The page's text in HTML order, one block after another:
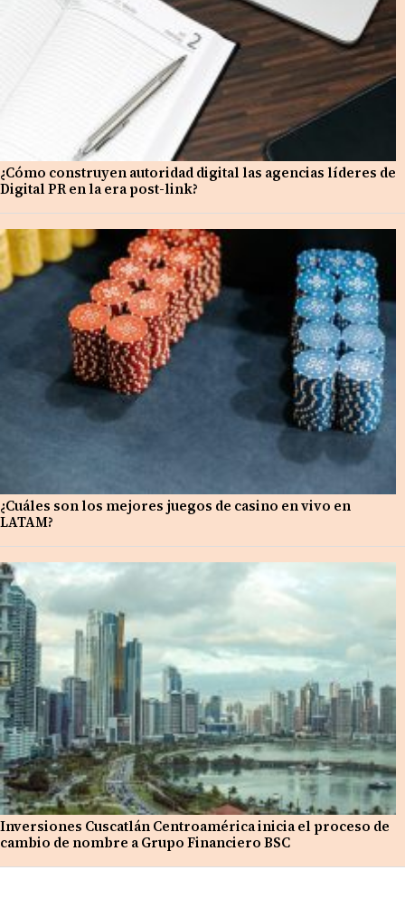
¿Cómo construyen autoridad digital las agencias líderes de
Digital PR en la era post-link?
¿Cuáles son los mejores juegos de casino en vivo en
LATAM?
Inversiones Cuscatlán Centroamérica inicia el proceso de
cambio de nombre a Grupo Financiero BSC